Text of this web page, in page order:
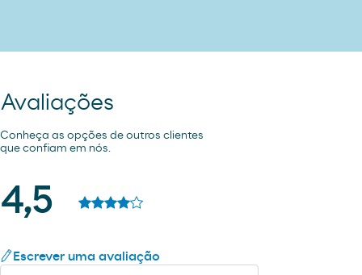
Avaliações
Conheça as opções de outros clientes
que confiam em nós.
4,5
Escrever uma avaliação